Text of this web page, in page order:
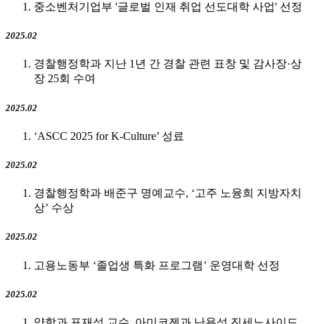
중소벤처기업부 '글로벌 인재 취업 선도대학 사업' 선정
2025.02
경찰행정학과 지난 1년 간 경찰 관련 표창 및 감사장·상
장 25회 수여
2025.02
‘ASCC 2025 for K-Culture’ 성료
2025.02
경찰행정학과 배준구 명예교수, ‘고주 노융희 지방자치
상’ 수상
2025.02
고용노동부 ‘졸업생 특화 프로그램’ 운영대학 선정
2025.02